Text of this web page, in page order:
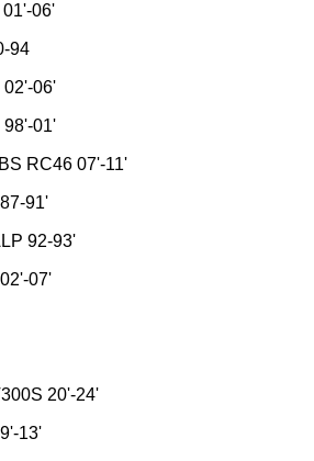
06'
94
02'-06'
98'-01'
RC46 07'-11'
91'
92-93'
07'
20'-24'
13'